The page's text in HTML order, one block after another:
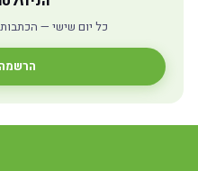
כל יום שישי —